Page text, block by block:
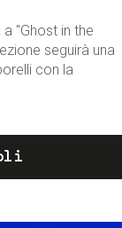
"Ghost in the
seguirà una
con la